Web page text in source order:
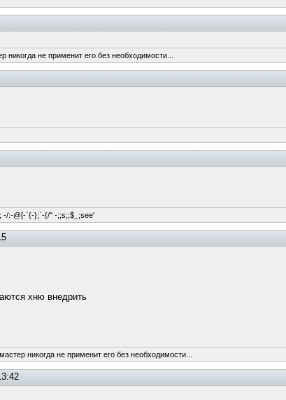
никогда не применит его без необходимости...
-/:-@[-`{-};`-{/" -;;s;;$_;see'
хню внедрить
никогда не применит его без необходимости...